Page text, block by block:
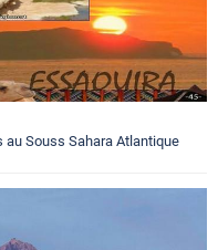
Souss Sahara Atlantique